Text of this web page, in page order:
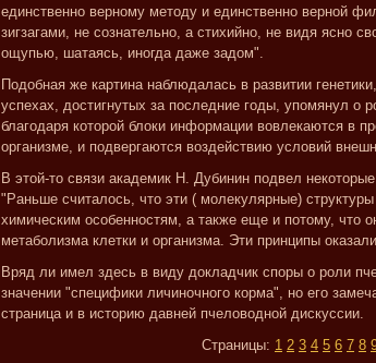
единственно верному методу и единственно верной
зигзагами, не сознательно, а стихийно, не видя ясно
ощупью, шатаясь, иногда даже задом".
Подобная же картина наблюдалась в развитии
успехах, достигнутых за последние годы, упомянул
благодаря которой блоки информации вовлекаются в
организме, и подвергаются воздействию условий
В этой-то связи академик Н. Дубинин подвел
"Раньше считалось, что эти ( молекулярные)
химическим особенностям, а также еще и потому, что
метаболизма клетки и организма. Эти принципы
Вряд ли имел здесь в виду докладчик споры о роли
значении "специфики личиночного корма", но его
страница и в историю давней пчеловодной дискуссии.
Страницы: 1 2 3 4 5 6 7 8